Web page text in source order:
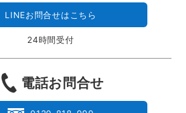
LINEお問合せはこちら
24時間受付
電話お問合せ